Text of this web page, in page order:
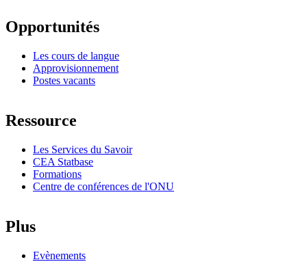
Opportunités
Les cours de langue
Approvisionnement
Postes vacants
Ressource
Les Services du Savoir
CEA Statbase
Formations
Centre de conférences de l'ONU
Plus
Evènements